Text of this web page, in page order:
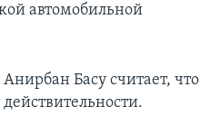
автомобильной
Басу считает, что